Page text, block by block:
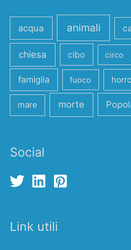
acqua animali
chiesa cibo circo
famiglia fuoco
mare morte
Social
Link utili